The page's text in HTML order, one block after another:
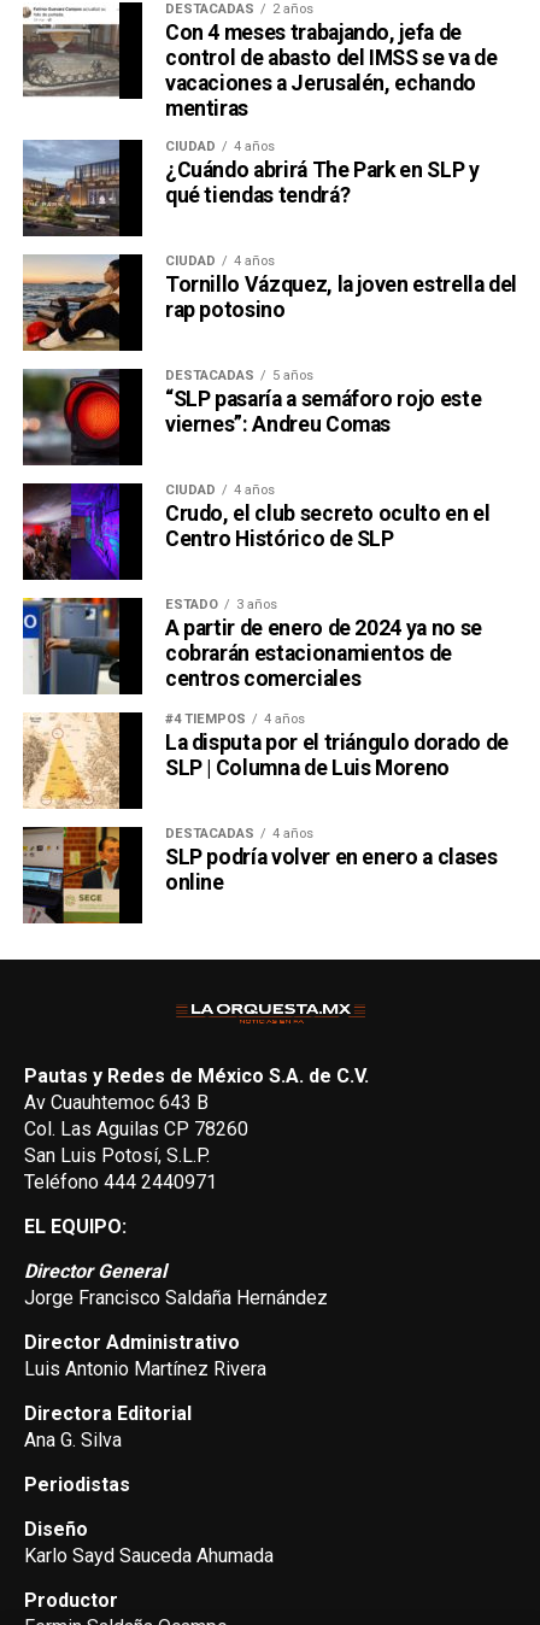
DESTACADAS 2 años
Con 4 meses trabajando, jefa de
control de abasto del IMSS se va de
vacaciones a Jerusalén, echando
mentiras
CIUDAD 4 años
¿Cuándo abrirá The Park en SLP y
qué tiendas tendrá?
CIUDAD 4 años
Tornillo Vázquez, la joven estrella del
rap potosino
DESTACADAS 5 años
“SLP pasaría a semáforo rojo este
viernes”: Andreu Comas
CIUDAD 4 años
Crudo, el club secreto oculto en el
Centro Histórico de SLP
ESTADO 3 años
A partir de enero de 2024 ya no se
cobrarán estacionamientos de
centros comerciales
#4 TIEMPOS 4 años
La disputa por el triángulo dorado de
SLP | Columna de Luis Moreno
DESTACADAS 4 años
SLP podría volver en enero a clases
online
Pautas y Redes de México S.A. de C.V.
Av Cuauhtemoc 643 B
Col. Las Aguilas CP 78260
San Luis Potosí, S.L.P.
Teléfono 444 2440971
EL EQUIPO:
Director General
Jorge Francisco Saldaña Hernández
Director Administrativo
Luis Antonio Martínez Rivera
Directora Editorial
Ana G. Silva
Periodistas
Diseño
Karlo Sayd Sauceda Ahumada
Productor